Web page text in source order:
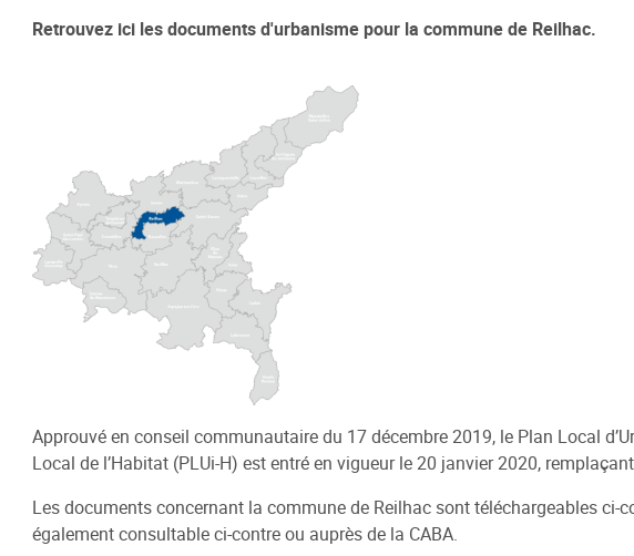
Label Meublé Certifié
Permis de construire
Plan Local d'Urbanisme
intercommunal - PLUi
Révision du PLUi-H
PLUi - Sites Patrimoniaux
Programme Local de l'Habitat
Règlement Local de Publicité
intercommunal - RLPi
Schéma de COhérence Territoriale
Retrouvez ici les documents d'urbanisme pour la commune de Reilhac.
Approuvé en conseil communautaire du 17 décembre 2019, le Plan Local
Local de l’Habitat (PLUi-H) est entré en vigueur le 20 janvier 2020,
Les documents concernant la commune de Reilhac sont téléchargeables ci-
également consultable ci-contre ou auprès de la CABA.